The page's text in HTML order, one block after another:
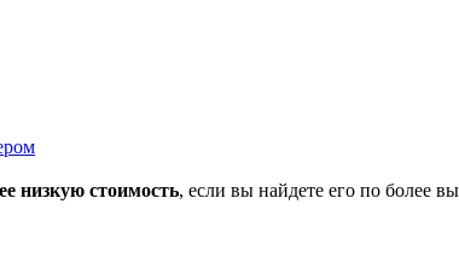
низкую стоимость, если вы найдете его по более